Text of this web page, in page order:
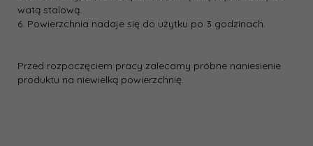
watą stalową.
6. Powierzchnia nadaje się do użytku po 3 godzinach.
Przed rozpoczęciem pracy zalecamy próbne naniesienie
produktu na niewielką powierzchnię.